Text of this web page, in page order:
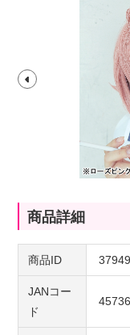
商品詳細
商品ID 37949
JANコー
ド